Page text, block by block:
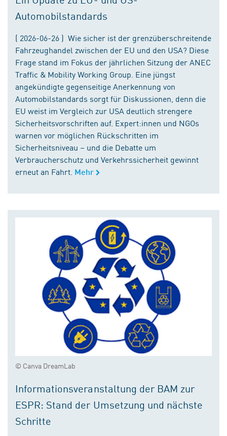
Automobilstandards
( 2026-06-26 ) Wie sicher ist der grenzüberschreitende
Fahrzeughandel zwischen der EU und den USA? Diese
Frage stand im Fokus der jährlichen Sitzung der ANEC
Traffic & Mobility Working Group. Eine jüngst
angekündigte gegenseitige Anerkennung von
Automobilstandards sorgt für Diskussionen, denn die
EU weist im Vergleich zur USA deutlich strengere
Sicherheitsvorschriften auf. Expert:innen und NGOs
warnen vor möglichen Rückschritten im
Sicherheitsniveau – und die Debatte um
Verbraucherschutz und Verkehrssicherheit gewinnt
erneut an Fahrt. Mehr
© Canva DreamLab
Informationsveranstaltung der BAM zur
ESPR: Stand der Umsetzung und nächste
Schritte